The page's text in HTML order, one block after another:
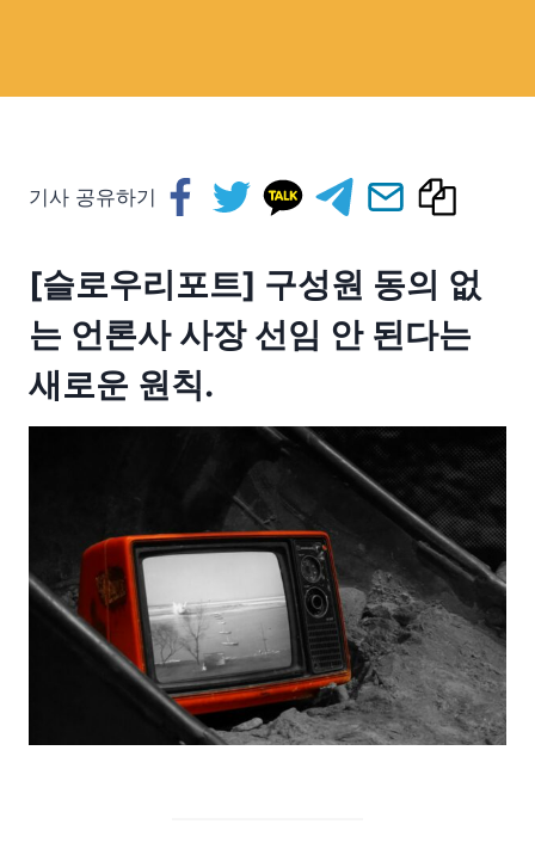
기사 공유하기
[슬로우리포트] 구성원 동의 없
는 언론사 사장 선임 안 된다는
새로운 원칙.